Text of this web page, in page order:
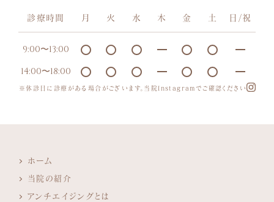
診療時間 月 火 水 木 金 土 日/祝
9:00〜13:00
14:00〜18:00
※休診日に診療がある場合がございます。当院Instagramでご確認ください
ホーム
当院の紹介
アンチエイジングとは